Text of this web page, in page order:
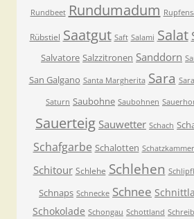
Rundbeet Rundumadum
Rübstiel Saatgut Saft Salami Salat
Salvatore Salzzitronen Sanddorn
San Galgano Santa Margherita Sara
Saturn Saubohne Saubohnen
Sauerteig Sauwetter Schach
Schafgarbe Schalotten Schatzkammer
Schitour Schlehe Schlehen
Schnaps Schnecke Schnee
Schokolade Schongau Schottland